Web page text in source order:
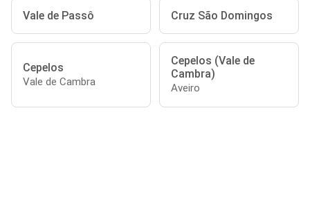
Vale de Passô Cruz São Domingos
Cepelos
Vale de Cambra
Cepelos (Vale de
Cambra)
Aveiro